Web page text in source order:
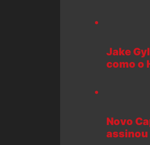
Jake
como o
Novo
assinou